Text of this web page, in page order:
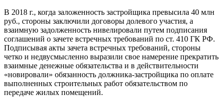
В 2018 г., когда заложенность застройщика превысила 40 млн
руб., стороны заключили договоры долевого участия, а
взаимную задолженность нивелировали путем подписания
соглашений о зачете встречных требований по ст. 410 ГК РФ.
Подписывая акты зачета встречных требований, стороны
четко и недвусмысленно выразили свое намерение прекратить
взаимные денежные обязательства и в действительности
«новировали» обязанность должника-застройщика по оплате
выполненных строительных работ обязательством по
передаче жилых помещений.